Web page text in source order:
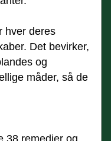
hver deres
Det bevirker,
og
måder, så de
38 remedier og